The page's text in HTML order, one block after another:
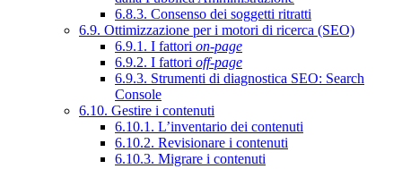
6.8.3. Consenso dei soggetti ritratti
6.9. Ottimizzazione per i motori di ricerca (SEO)
6.9.1. I fattori on-page
6.9.2. I fattori off-page
6.9.3. Strumenti di diagnostica SEO: Search
Console
6.10. Gestire i contenuti
6.10.1. L’inventario dei contenuti
6.10.2. Revisionare i contenuti
6.10.3. Migrare i contenuti